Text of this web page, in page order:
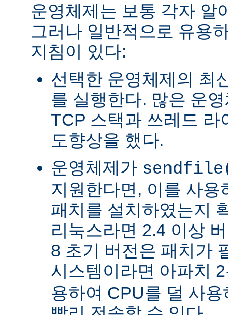
운영체제는 보통 각자 알
그러나 일반적으로 유용
지침이 있다:
선택한 운영체제의 최
를 실행한다. 많은 운
TCP 스택과 쓰레드 라
도향상을 했다.
운영체제가
지원한다면, 이를 사용
패치를 설치하였는지
리눅스라면 2.4 이상
8 초기 버전은 패치가
시스템이라면 아파치
용하여 CPU를 덜 사